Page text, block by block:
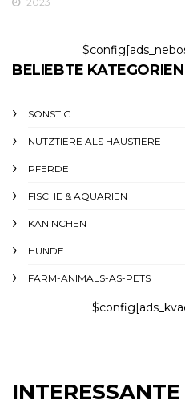
BELIEBTE KATEGORIEN
SONSTIG
NUTZTIERE ALS HAUSTIERE
PFERDE
FISCHE & AQUARIEN
KANINCHEN
HUNDE
FARM-ANIMALS-AS-PETS